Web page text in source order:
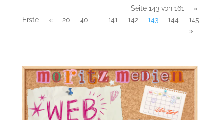
Seite 143 von 161
«
Erste
« 20 40 141 142 143 144 145
»